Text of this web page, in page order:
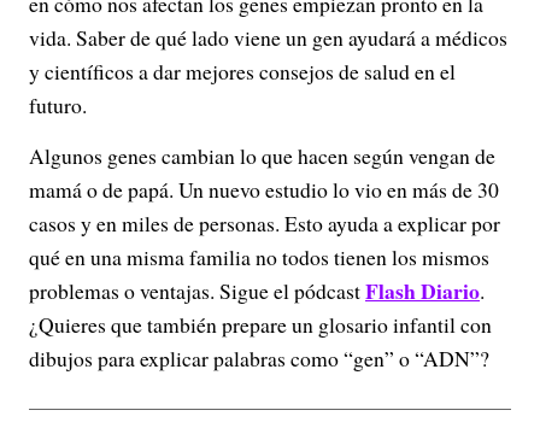
vida. Saber de qué lado viene un gen ayudará a médicos
y científicos a dar mejores consejos de salud en el
futuro.
Algunos genes cambian lo que hacen según vengan de
mamá o de papá. Un nuevo estudio lo vio en más de 30
casos y en miles de personas. Esto ayuda a explicar por
qué en una misma familia no todos tienen los mismos
problemas o ventajas. Sigue el pódcastFlash Diario.
¿Quieres que también prepare un glosario infantil con
dibujos para explicar palabras como “gen” o “ADN”?